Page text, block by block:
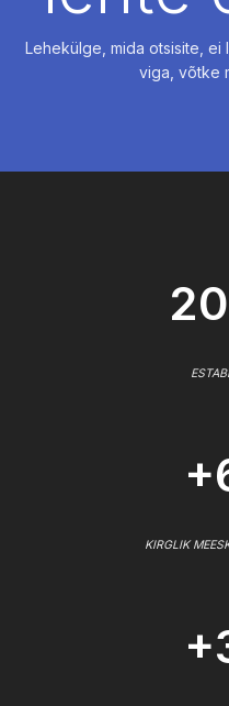
Lehekülge, mida otsisite,
viga, võtke
KIRGLIK